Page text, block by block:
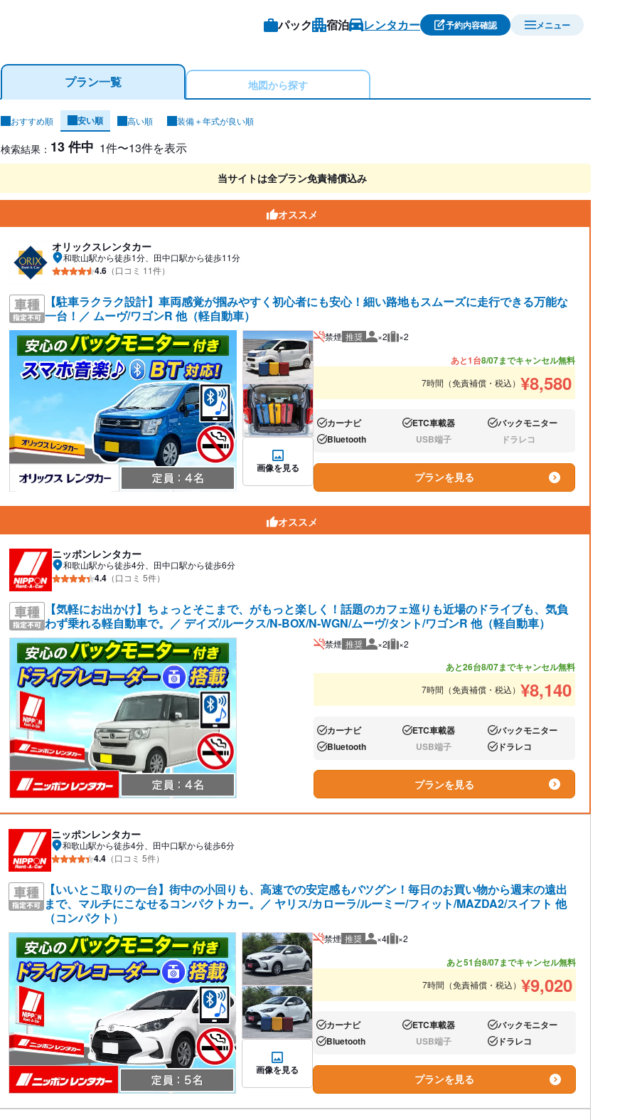
パック 宿泊 レンタカー 予約内容確認 メニュー
プラン一覧 地図から探す
おすすめ順 安い順 高い順 装備＋年式が良い順
レンタカー検索結果
検索結果： 13 件中 1件〜13件を表示
当サイトは全プラン免責補償込み
オススメ
オリックスレンタカー
和歌山駅から徒歩1分、田中口駅から徒歩11分
4.6 （口コミ 11件）
【駐車ラクラク設計】車両感覚が掴みやすく初心者にも安心！細い路地もスムーズに走行できる万能な
一台！／ ムーヴ/ワゴンR 他（軽自動車）
画像を見る
禁煙 推奨 推奨人数
×2 推奨荷物
×2
あと1台8/07までキャンセル無料
7時間（免責補償・税込） ¥8,580
あり:カーナビ あり:ETC車載器 あり:バックモニター
あり:Bluetooth なし:USB端子 なし:ドラレコ
プランを見る
オススメ
ニッポンレンタカー
和歌山駅から徒歩4分、田中口駅から徒歩6分
4.4 （口コミ 5件）
【気軽にお出かけ】ちょっとそこまで、がもっと楽しく！話題のカフェ巡りも近場のドライブも、気負
わず乗れる軽自動車で。／ デイズ/ルークス/N-BOX/N-WGN/ムーヴ/タント/ワゴンR 他（軽自動車）
禁煙 推奨 推奨人数
×2 推奨荷物
×2
あと26台8/07までキャンセル無料
7時間（免責補償・税込） ¥8,140
あり:カーナビ あり:ETC車載器 あり:バックモニター
あり:Bluetooth なし:USB端子 あり:ドラレコ
プランを見る
ニッポンレンタカー
和歌山駅から徒歩4分、田中口駅から徒歩6分
4.4 （口コミ 5件）
【いいとこ取りの一台】街中の小回りも、高速での安定感もバツグン！毎日のお買い物から週末の遠出
まで、マルチにこなせるコンパクトカー。／ ヤリス/カローラ/ルーミー/フィット/MAZDA2/スイフト 他
（コンパクト）
画像を見る
禁煙 推奨 推奨人数
×4 推奨荷物
×2
あと51台8/07までキャンセル無料
7時間（免責補償・税込） ¥9,020
あり:カーナビ あり:ETC車載器 あり:バックモニター
あり:Bluetooth なし:USB端子 あり:ドラレコ
プランを見る